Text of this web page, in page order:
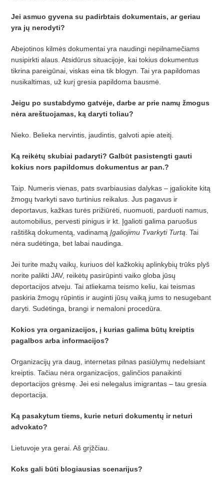
Jei asmuo gyvena su padirbtais dokumentais, ar geriau
yra jų nerodyti?
Abejotinos kilmės dokumentai yra naudingi nepilnamečiams
nusipirkti alaus. Atsidūrus situacijoje, kai tokius dokumentus
tikrina pareigūnai, viskas eina tik blogyn. Tai yra papildomas
nusikaltimas, už kurįgresia papildoma bausmė.
Jeigu po sustabdymo gatvėje, darbe ar prie namų žmogus
nėra areštuojamas, ką daryti toliau?
Nieko. Belieka nervintis, jaudintis, galvoti apie ateitį.
Ką reikėtų skubiai padaryti? Galbūt pasistengti gauti
kokius nors papildomus dokumentus ar pan.?
Taip. Numeris vienas, pats svarbiausias dalykas– įgaliokite kitą
žmogų tvarkyti savo turtinius reikalus. Jus pagavus ir
deportavus, kažkas turės prižiūrėti, nuomuoti, parduoti namus,
automobilius, pervesti pinigus ir kt. Įgalioti galima paruošus
raštišką dokumentą, vadinamąĮgaliojimu Tvarkyti Turtą . Tai
nėra sudėtinga, bet labai naudinga.
Jei turite mažų vaikų , kuriuos dėl kažkokių aplinkybių trūks plyš
norite palikti JAV, reikėtų pasirūpinti vaiko globa jūsų
deportacijos atveju. Tai atliekama teismo keliu, kai teismas
paskiria žmogų rūpintis ir auginti jūsų vaiką jums to nesugebant
daryti. Sudėtinga, brangi ir nemaloni procedūra.
Kokios yra organizacijos, į kurias galima būtų kreiptis
pagalbos arba informacijos?
Organizacijųyra daug, internetas pilnas pasiūlymų nedelsiant
kreiptis. Tačiau nėra organizacijos, galinčios panaikinti
deportacijos grėsmę . Jei esi nelegalus imigrantas– tau gresia
deportacija.
Ką pasakytum tiems, kurie neturi dokumentų ir neturi
advokato?
Lietuvoje yra gerai. Aš grįžčiau.
Koks gali būti blogiausias scenarijus?